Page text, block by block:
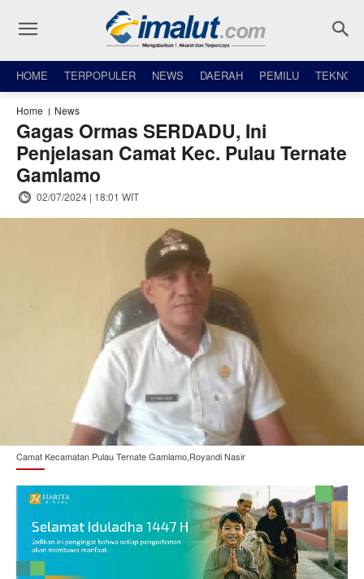
HOME TERPOPULER NEWS DAERAH PEMILU TEKNO
Home News
Gagas Ormas SERDADU, Ini
Penjelasan Camat Kec. Pulau Ternate
Gamlamo
02/07/2024 | 18:01 WIT
Camat Kecamatan Pulau Ternate Gamlamo,Royandi Nasir